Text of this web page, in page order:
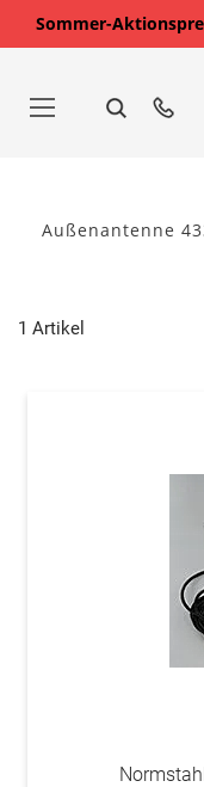
Sommer-
springen
Außenantenne
1 Artikel